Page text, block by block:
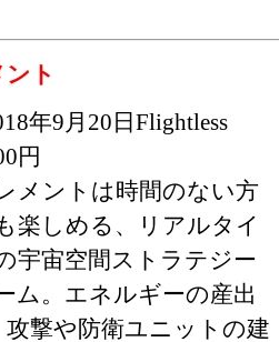
ト
年9月20日Flightless
円
メントは時間のない方
楽しめる、リアルタイ
宇宙空間ストラテジー
ム。エネルギーの産出
撃や防衛ユニットの建